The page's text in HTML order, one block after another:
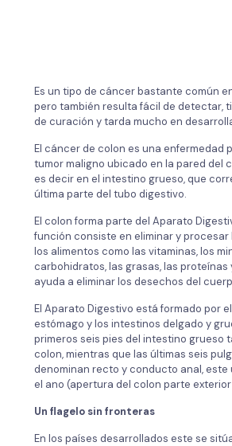
Es un tipo de cáncer bastante común
pero también resulta fácil de detectar,
de curación y tarda mucho en
El cáncer de colon es una enfermedad
tumor maligno ubicado en la pared del
es decir en el intestino grueso, que
última parte del tubo digestivo.
El colon forma parte del Aparato
función consiste en eliminar y
los alimentos como las vitaminas, los
carbohidratos, las grasas, las proteínas
ayuda a eliminar los desechos del
El Aparato Digestivo está formado por
estómago y los intestinos delgado y
primeros seis pies del intestino grueso
colon, mientras que las últimas seis
denominan recto y conducto anal, este
el ano (apertura del colon parte
Un flagelo sin fronteras
En los países desarrollados este se